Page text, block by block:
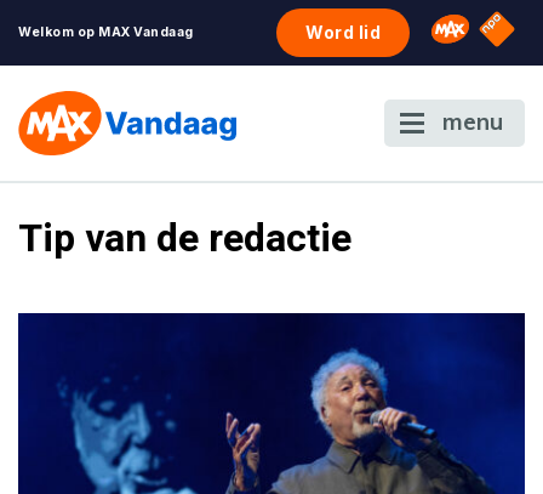
Welkom op MAX Vandaag Word lid Omroep
NPO
menu
Tip van de redactie